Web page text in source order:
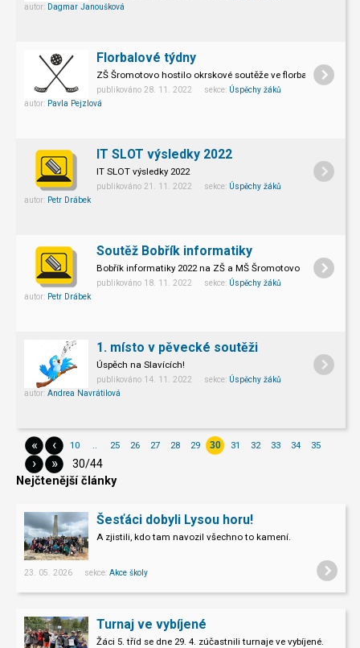
autor: Dagmar Janoušková
Florbalové týdny
ZŠ Šromotovo hostilo okrskové soutěže ve florbale!
publikováno 28. 11. 2022 sekce: Úspěchy žáků
autor: Pavla Pejzlová
IT SLOT výsledky 2022
IT SLOT výsledky 2022
publikováno 21. 11. 2022 sekce: Úspěchy žáků
autor: Petr Drábek
Soutěž Bobřík informatiky
Bobřík informatiky 2022 na ZŠ a MŠ Šromotovo
publikováno 18. 11. 2022 sekce: Úspěchy žáků
autor: Petr Drábek
1. místo v pěvecké soutěži
Úspěch na Slavících!
publikováno 14. 11. 2022 sekce: Úspěchy žáků
autor: Andrea Navrátilová
« ‹ 10 .. 25 26 27 28 29 30 31 32 33 34 35
› »
30/44
Nejčtenější články
Šesťáci dobyli Lysou horu!
A zjistili, kdo tam navozil všechno to kamení.
23. 05. 2026 sekce: Akce školy
Turnaj ve vybíjené
Žáci 5. tříd se dne 29. 4. zúčastnili turnaje ve vybíjené.